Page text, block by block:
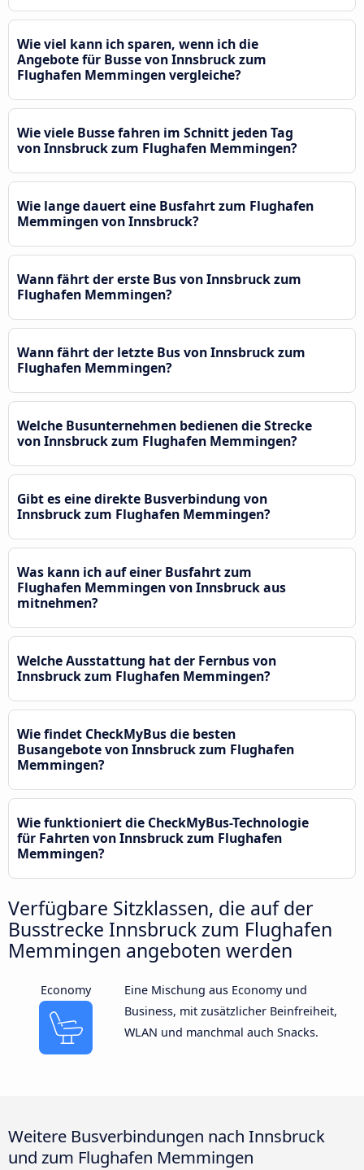
Wie viel kann ich sparen, wenn ich die
Angebote für Busse von Innsbruck zum
Flughafen Memmingen vergleiche?
Wie viele Busse fahren im Schnitt jeden Tag
von Innsbruck zum Flughafen Memmingen?
Wie lange dauert eine Busfahrt zum Flughafen
Memmingen von Innsbruck?
Wann fährt der erste Bus von Innsbruck zum
Flughafen Memmingen?
Wann fährt der letzte Bus von Innsbruck zum
Flughafen Memmingen?
Welche Busunternehmen bedienen die Strecke
von Innsbruck zum Flughafen Memmingen?
Gibt es eine direkte Busverbindung von
Innsbruck zum Flughafen Memmingen?
Was kann ich auf einer Busfahrt zum
Flughafen Memmingen von Innsbruck aus
mitnehmen?
Welche Ausstattung hat der Fernbus von
Innsbruck zum Flughafen Memmingen?
Wie findet CheckMyBus die besten
Busangebote von Innsbruck zum Flughafen
Memmingen?
Wie funktioniert die CheckMyBus-Technologie
für Fahrten von Innsbruck zum Flughafen
Memmingen?
Verfügbare Sitzklassen, die auf der
Busstrecke Innsbruck zum Flughafen
Memmingen angeboten werden
Economy
Eine Mischung aus Economy und
Business, mit zusätzlicher Beinfreiheit,
WLAN und manchmal auch Snacks.
Weitere Busverbindungen nach Innsbruck
und zum Flughafen Memmingen